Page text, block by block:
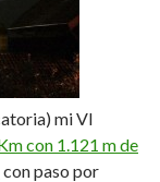
mi VI
con 1.121 m de
con paso por